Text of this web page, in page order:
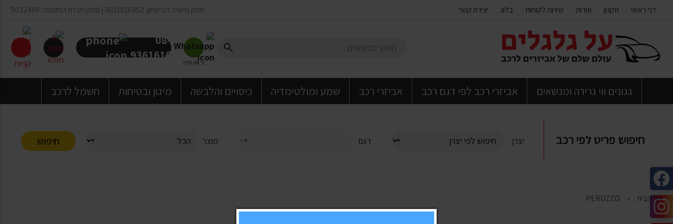
דף ראשי תקנון אודות שירות לקוחות בלוג יצירת קשר ספק משרד הביטחון: 0011016952 | ספק חברת החשמל: 5032489
צ'אט זמין
08-
9361616
גגונים ווי גרירה ומנשאים אביזרי רכב לפי דגם רכב אביזרי רכב שמע ומולטימדיה כיסויים והלבשה מיגון ובטיחות חשמל לרכב
חיפוש פריט לפי רכב יצרן דגם מוצר חיפוש
דף הבית PERUZZO